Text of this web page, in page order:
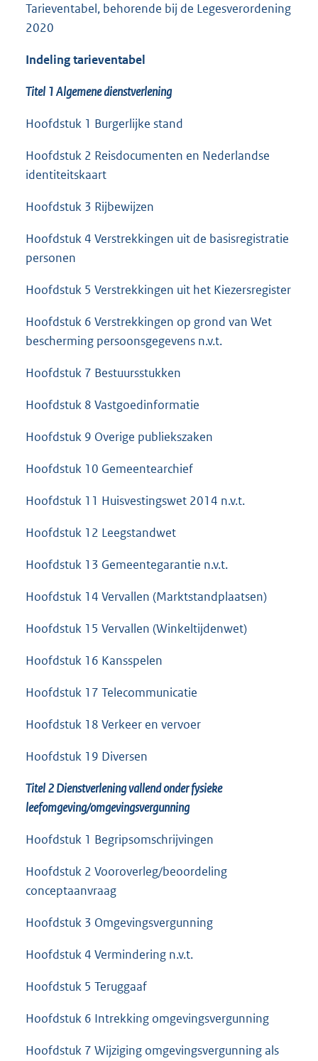
Tarieventabel, behorende bij de Legesverordening
2020
Indeling tarieventabel
Titel 1 Algemene dienstverlening
Hoofdstuk 1 Burgerlijke stand
Hoofdstuk 2 Reisdocumenten en Nederlandse
identiteitskaart
Hoofdstuk 3 Rijbewijzen
Hoofdstuk 4 Verstrekkingen uit de basisregistratie
personen
Hoofdstuk 5 Verstrekkingen uit het Kiezersregister
Hoofdstuk 6 Verstrekkingen op grond van Wet
bescherming persoonsgegevens n.v.t.
Hoofdstuk 7 Bestuursstukken
Hoofdstuk 8 Vastgoedinformatie
Hoofdstuk 9 Overige publiekszaken
Hoofdstuk 10 Gemeentearchief
Hoofdstuk 11 Huisvestingswet 2014 n.v.t.
Hoofdstuk 12 Leegstandwet
Hoofdstuk 13 Gemeentegarantie n.v.t.
Hoofdstuk 14 Vervallen (Marktstandplaatsen)
Hoofdstuk 15 Vervallen (Winkeltijdenwet)
Hoofdstuk 16 Kansspelen
Hoofdstuk 17 Telecommunicatie
Hoofdstuk 18 Verkeer en vervoer
Hoofdstuk 19 Diversen
Titel 2 Dienstverlening vallend onder fysieke
leefomgeving/omgevingsvergunning
Hoofdstuk 1 Begripsomschrijvingen
Hoofdstuk 2 Vooroverleg/beoordeling
conceptaanvraag
Hoofdstuk 3 Omgevingsvergunning
Hoofdstuk 4 Vermindering n.v.t.
Hoofdstuk 5 Teruggaaf
Hoofdstuk 6 Intrekking omgevingsvergunning
Hoofdstuk 7 Wijziging omgevingsvergunning als